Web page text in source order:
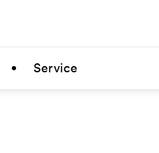
Service